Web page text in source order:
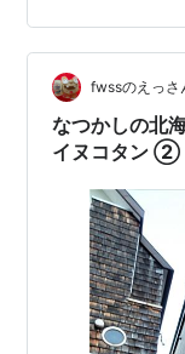
fwssのえっさ
なつかしの北
イヌコタン ②